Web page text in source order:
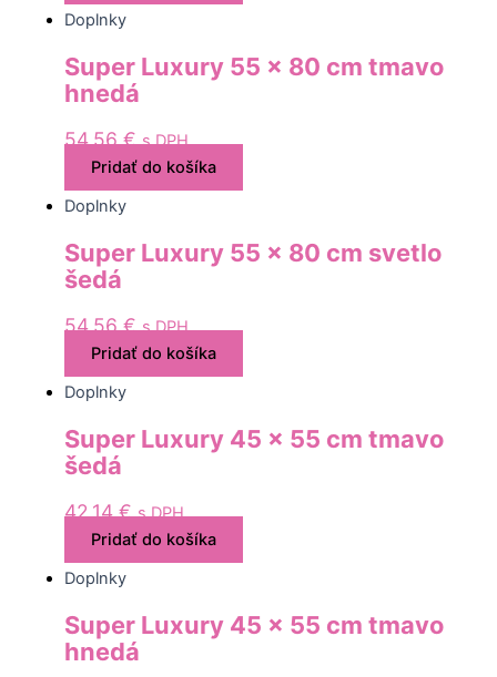
Doplnky
Super Luxury 55 x 80 cm tmavo
hnedá
54,56€ s DPH
Pridať do košíka
Doplnky
Super Luxury 55 x 80 cm svetlo
šedá
54,56€ s DPH
Pridať do košíka
Doplnky
Super Luxury 45 x 55 cm tmavo
šedá
42,14€ s DPH
Pridať do košíka
Doplnky
Super Luxury 45 x 55 cm tmavo
hnedá